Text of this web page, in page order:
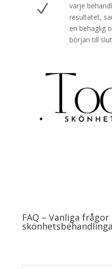
N
varje
resultatet,
en behaglig
början till
FAQ – Vanliga